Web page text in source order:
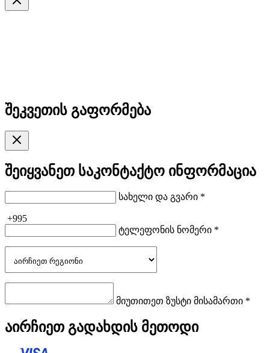
შეკვეთის გაფორმება
შეიყვანეთ საკონტაქტო ინფორმაცია
სახელი და გვარი *
+995
ტელეფონის ნომერი *
მიუთითეთ ზუსტი მისამართი *
აირჩიეთ გადახდის მეთოდი